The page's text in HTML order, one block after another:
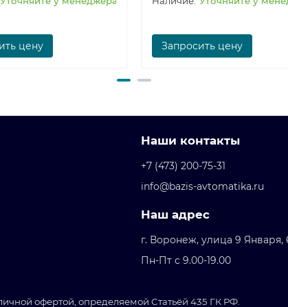
цену Запросить цену
Наши контакты
+7 (473) 200-75-31
info@bazis-avtomatika.ru
Наш адрес
г. Воронеж, улица 9 Января,
Пн-Пт с 9.00-19.00
офертой, определяемой Статьёй 435 ГК РФ.